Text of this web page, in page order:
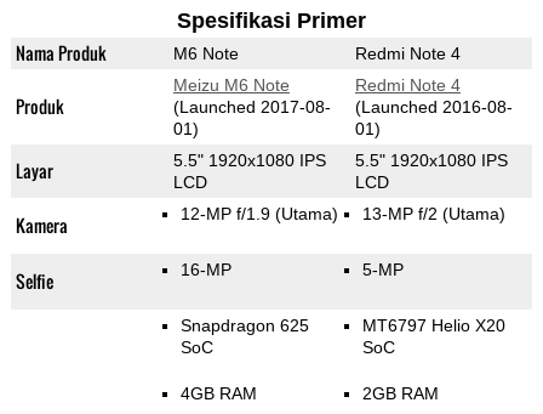
Spesifikasi Primer
Nama Produk M6 Note Redmi Note 4
Produk
Meizu M6 Note
(Launched 2017-08-
01)
Redmi Note 4
(Launched 2016-08-
01)
Layar
5.5" 1920x1080 IPS
LCD
5.5" 1920x1080 IPS
LCD
Kamera 12-MP f/1.9 (Utama) 13-MP f/2 (Utama)
Selfie 16-MP 5-MP
Snapdragon 625
SoC
4GB RAM
MT6797 Helio X20
SoC
2GB RAM